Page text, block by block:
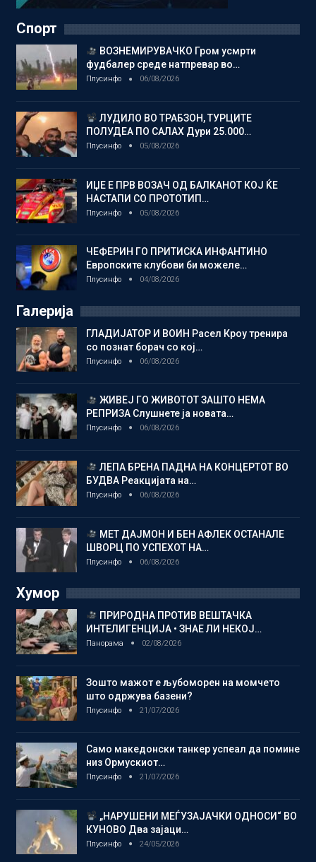
Спорт
ВОЗНЕМИРУВАЧКО Гром усмрти
фудбалер среде натпревар во…
Плусинфо 06/08/2026
ЛУДИЛО ВО ТРАБЗОН, ТУРЦИТЕ
ПОЛУДЕА ПО САЛАХ Дури 25.000…
Плусинфо 05/08/2026
ИЏЕ Е ПРВ ВОЗАЧ ОД БАЛКАНОТ КОЈ ЌЕ
НАСТАПИ СО ПРОТОТИП…
Плусинфо 05/08/2026
ЧЕФЕРИН ГО ПРИТИСКА ИНФАНТИНО
Европските клубови би можеле…
Плусинфо 04/08/2026
Галерија
ГЛАДИЈАТОР И ВОИН Расел Кроу тренира
со познат борач со кој…
Плусинфо 06/08/2026
ЖИВЕЈ ГО ЖИВОТОТ ЗАШТО НЕМА
РЕПРИЗА Слушнете ја новата…
Плусинфо 06/08/2026
ЛЕПА БРЕНА ПАДНА НА КОНЦЕРТОТ ВО
БУДВА Реакцијата на…
Плусинфо 06/08/2026
МЕТ ДАЈМОН И БЕН АФЛЕК ОСТАНАЛЕ
ШВОРЦ ПО УСПЕХОТ НА…
Плусинфо 06/08/2026
Хумор
ПРИРОДНА ПРОТИВ ВЕШТАЧКА
ИНТЕЛИГЕНЦИЈА • ЗНАЕ ЛИ НЕКОЈ…
Панорама 02/08/2026
Зошто мажот е љубоморен на момчето
што одржува базени?
Плусинфо 21/07/2026
Само македонски танкер успеал да помине
низ Ормускиот…
Плусинфо 21/07/2026
„НАРУШЕНИ МЕЃУЗАЈАЧКИ ОДНОСИ“ ВО
КУНОВО Два зајаци…
Плусинфо 24/05/2026